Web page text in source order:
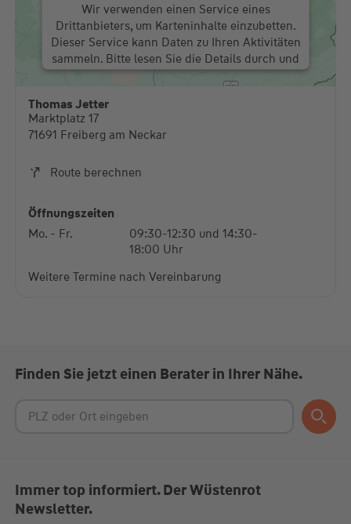
Wir verwenden einen Service eines
Drittanbieters, um Karteninhalte einzubetten.
Dieser Service kann Daten zu Ihren Aktivitäten
sammeln. Bitte lesen Sie die Details durch und
stimmen Sie der Nutzung des Service zu, um
diese Karte anzuzeigen.
Thomas Jetter
Marktplatz 17
71691 Freiberg am Neckar
Route berechnen
Öffnungszeiten
Mo. - Fr.
09:30-12:30 und 14:30-
18:00 Uhr
Weitere Termine nach Vereinbarung
Finden Sie jetzt einen Berater in Ihrer Nähe.
Immer top informiert. Der Wüstenrot
Newsletter.